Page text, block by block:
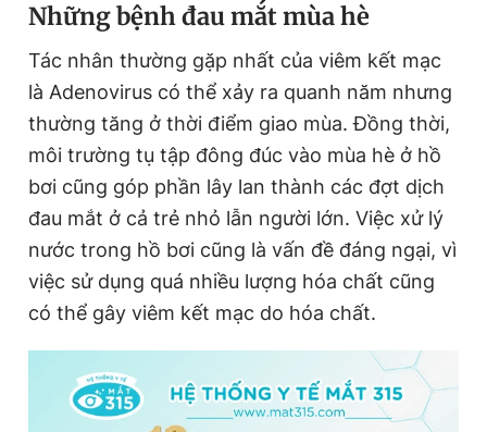
Thông tin tòa soạn
Đọc Thanh Niên trên điện thoại
Hotline
0906 645 777
Liên hệ quảng cáo
0908 780 404
Những bệnh đau mắt mùa hè
Tác nhân thường gặp nhất của viêm kết mạc
là Adenovirus có thể xảy ra quanh năm nhưng
thường tăng ở thời điểm giao mùa. Đồng thời,
môi trường tụ tập đông đúc vào mùa hè ở hồ
bơi cũng góp phần lây lan thành các đợt dịch
đau mắt ở cả trẻ nhỏ lẫn người lớn. Việc xử lý
nước trong hồ bơi cũng là vấn đề đáng ngại, vì
việc sử dụng quá nhiều lượng hóa chất cũng
có thể gây viêm kết mạc do hóa chất.